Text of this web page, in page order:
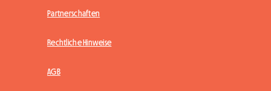
Partnerschaften
Rechtliche Hinweise
AGB